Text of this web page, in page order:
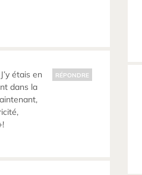
étais en
dans la
RÉPONDRE